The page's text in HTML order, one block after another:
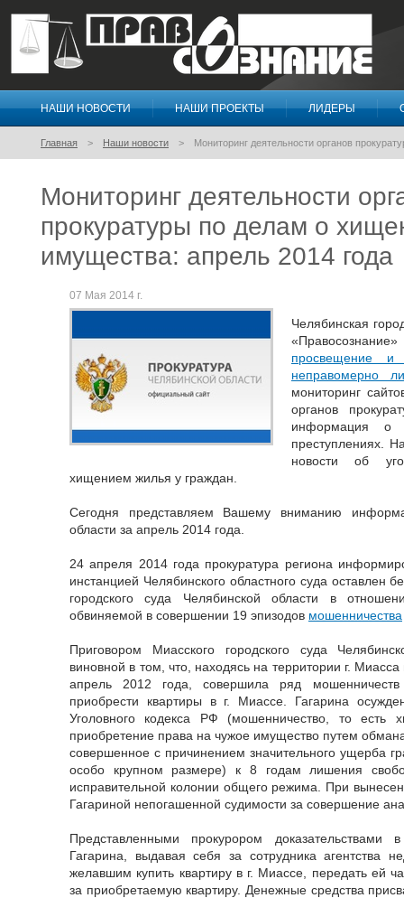
Правосознание
НАШИ НОВОСТИ НАШИ ПРОЕКТЫ ЛИДЕРЫ
Главная Наши новости Мониторинг деятельности органов
Мониторинг деятельности
прокуратуры по делам о
имущества: апрель 2014 года
07 Мая 2014 г.
Челябинская
просвещение и
неправомерно
мониторинг
органов
информация о
преступлениях.
новости об
хищением жилья у граждан.
Сегодня представляем Вашему вниманию
области за апрель 2014 года.
24 апреля 2014 года прокуратура региона
инстанцией Челябинского областного суда оставлен
городского суда Челябинской области в
обвиняемой в совершении 19 эпизодов мошенничества
Приговором Миасского городского суда
виновной в том, что, находясь на территории г.
апрель 2012 года, совершила ряд
приобрести квартиры в г. Миассе. Гагарина
Уголовного кодекса РФ (мошенничество, то есть
приобретение права на чужое имущество путем
совершенное с причинением значительного ущерба
особо крупном размере) к 8 годам лишения
исправительной колонии общего режима. При
Гагариной непогашенной судимости за совершение
Представленными прокурором
Гагарина, выдавая себя за сотрудника агентства
желавшим купить квартиру в г. Миассе, передать ей
за приобретаемую квартиру. Денежные средства